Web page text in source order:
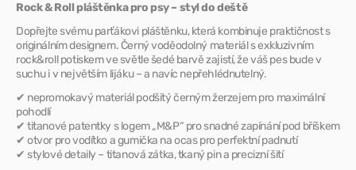
pro
Rock & Roll pláštěnka pro psy – styl do deště
Dopřejte svému parťákovi pláštěnku, která kombinuje praktičnost s
originálním designem. Černý voděodolný materiál s exkluzivním
rock&roll potiskem ve světle šedé barvě zajistí, že váš pes bude v
suchu i v největším lijáku – a navíc nepřehlédnutelný.
✔ nepromokavý materiál podšitý černým žerzejem pro maximální
pohodlí
✔ titanové patentky s logem „M&P“ pro snadné zapínání pod bříškem
✔ otvor pro vodítko a gumička na ocas pro perfektní padnutí
✔ stylové detaily – titanová zátka, tkaný pin a precizní šití